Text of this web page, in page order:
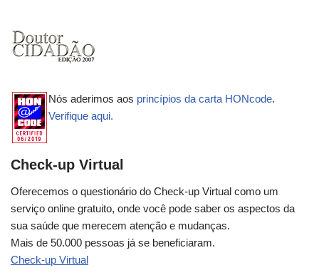
Nós aderimos aos princípios da carta HONcode.
Verifique aqui.
Check-up Virtual
Oferecemos o questionário do Check-up Virtual como um
serviço online gratuito, onde você pode saber os aspectos da
sua saúde que merecem atenção e mudanças.
Mais de 50.000 pessoas já se beneficiaram.
Check-up Virtual